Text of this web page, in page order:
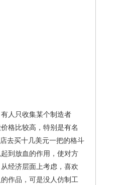
人只收集某个制造者
格比较高，特别是有名
去买十几美元一把的格斗
到放血的作用，使对方
经济层面上考虑，喜欢
作品，可是没人仿制工